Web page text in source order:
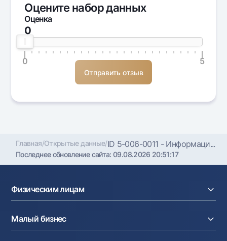
Оцените набор данных
Оценка
0
0 5
Главная/Открытые данные/ID 5-006-0011 - Информаци...
Последнее обновление сайта:09.08.2026 20:51:17
Физическим лицам
Вклады
Карты
Малый бизнес